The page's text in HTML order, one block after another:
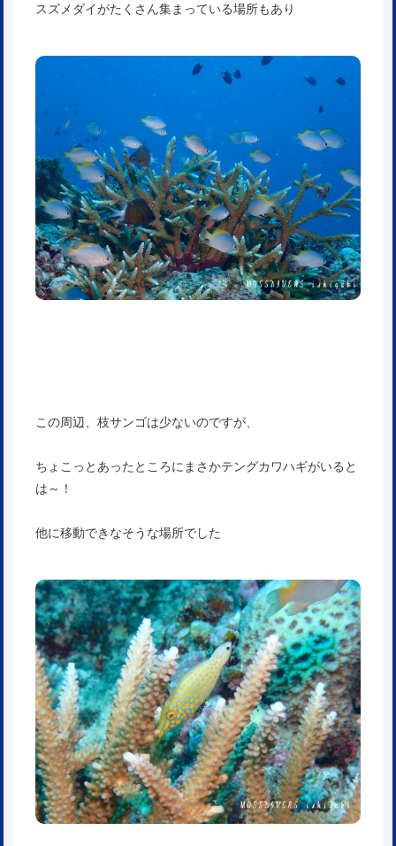
スズメダイがたくさん集まっている場所もあり
この周辺、枝サンゴは少ないのですが、
ちょこっとあったところにまさかテングカワハギがいると
は～！
他に移動できなそうな場所でした